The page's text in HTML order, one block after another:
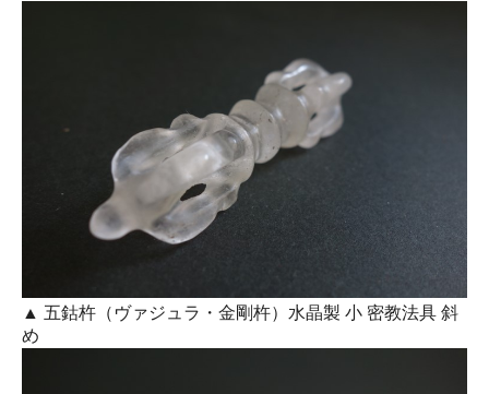
▲ 五鈷杵（ヴァジュラ・金剛杵）水晶製 小 密教法具 斜
め